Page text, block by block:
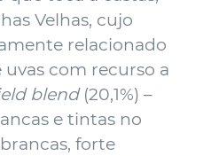
Velhas, cujo
relacionado
com recurso a
blend(20,1%) –
e tintas no
forte